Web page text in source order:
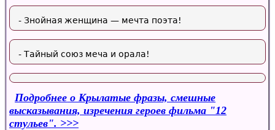
- Знойная женщина — мечта поэта!
- Тайный союз меча и орала!
Подробнее о Крылатые фразы, смешные
высказывания, изречения героев фильма "12
стульев".